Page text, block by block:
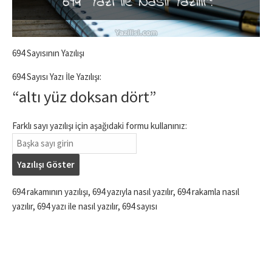
694 Sayısının Yazılışı
694 Sayısı Yazı İle Yazılışı:
“altı yüz doksan dört”
Farklı sayı yazılışı için aşağıdaki formu kullanınız:
Yazılışı Göster
694 rakamının yazılışı, 694 yazıyla nasıl yazılır, 694 rakamla nasıl
yazılır, 694 yazı ile nasıl yazılır, 694 sayısı